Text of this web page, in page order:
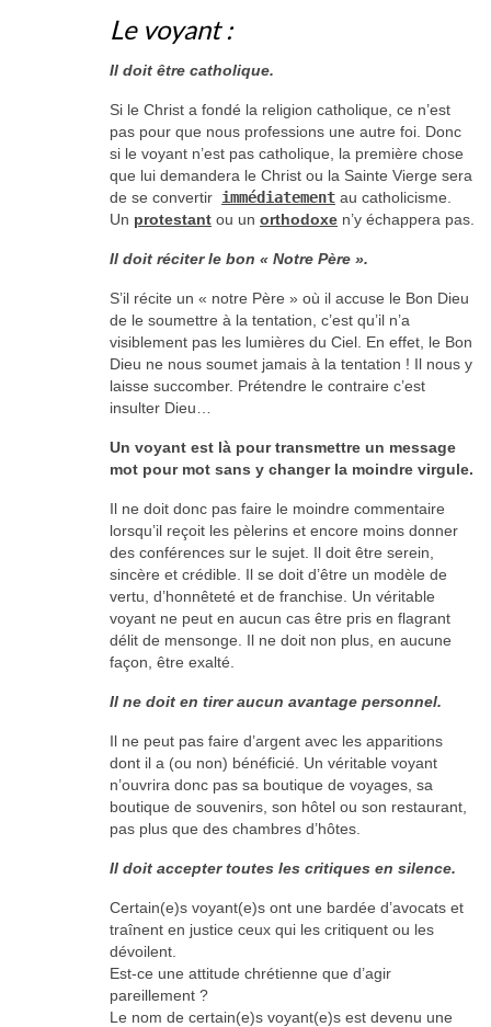
Le voyant :
Il doit être catholique.
Si le Christ a fondé la religion catholique, ce n’est
pas pour que nous professions une autre foi. Donc
si le voyant n’est pas catholique, la première chose
que lui demandera le Christ ou la Sainte Vierge sera
de se convertir immédiatement au catholicisme.
Un protestant ou un orthodoxe n’y échappera pas.
Il doit réciter le bon « Notre Père ».
S’il récite un « notre Père » où il accuse le Bon Dieu
de le soumettre à la tentation, c’est qu’il n’a
visiblement pas les lumières du Ciel. En effet, le Bon
Dieu ne nous soumet jamais à la tentation ! Il nous y
laisse succomber. Prétendre le contraire c’est
insulter Dieu…
Un voyant est là pour transmettre un message
mot pour mot sans y changer la moindre virgule.
Il ne doit donc pas faire le moindre commentaire
lorsqu’il reçoit les pèlerins et encore moins donner
des conférences sur le sujet. Il doit être serein,
sincère et crédible. Il se doit d’être un modèle de
vertu, d’honnêteté et de franchise. Un véritable
voyant ne peut en aucun cas être pris en flagrant
délit de mensonge. Il ne doit non plus, en aucune
façon, être exalté.
Il ne doit en tirer aucun avantage personnel.
Il ne peut pas faire d’argent avec les apparitions
dont il a (ou non) bénéficié. Un véritable voyant
n’ouvrira donc pas sa boutique de voyages, sa
boutique de souvenirs, son hôtel ou son restaurant,
pas plus que des chambres d’hôtes.
Il doit accepter toutes les critiques en silence.
Certain(e)s voyant(e)s ont une bardée d’avocats et
traînent en justice ceux qui les critiquent ou les
dévoilent.
Est-ce une attitude chrétienne que d’agir
pareillement ?
Le nom de certain(e)s voyant(e)s est devenu une